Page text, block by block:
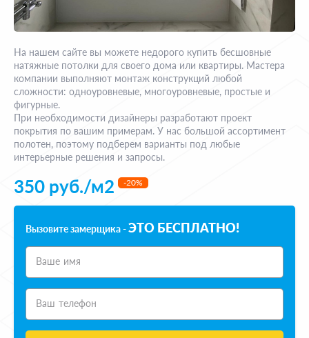
На нашем сайте вы можете недорого купить бесшовные
натяжные потолки для своего дома или квартиры. Мастера
компании выполняют монтаж конструкций любой
сложности: одноуровневые, многоуровневые, простые и
фигурные.
При необходимости дизайнеры разработают проект
покрытия по вашим примерам. У нас большой ассортимент
полотен, поэтому подберем варианты под любые
интерьерные решения и запросы.
350 руб./м2 -20%
Вызовите замерщика -ЭТО БЕСПЛАТНО!
Ваше имя
Ваш телефон